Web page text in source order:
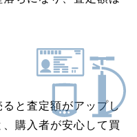
と査定額がアップし
購入者が安心して買